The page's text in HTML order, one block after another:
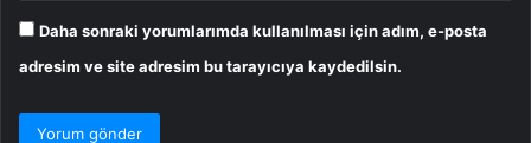
Daha sonraki yorumlarımda kullanılması için adım, e-posta
adresim ve site adresim bu tarayıcıya kaydedilsin.